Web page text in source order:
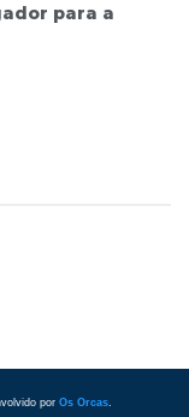
para a
por Os Orcas